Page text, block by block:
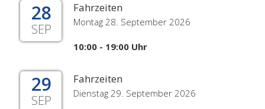
28
SEP
Fahrzeiten
Montag 28. September 2026
10:00 - 19:00 Uhr
29
SEP
Fahrzeiten
Dienstag 29. September 2026